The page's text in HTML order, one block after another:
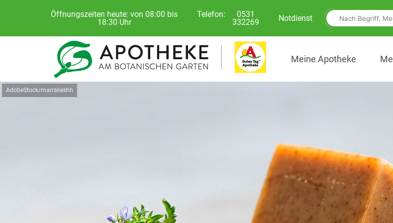
Öffnungszeiten heute: von 08:00 bis
18:30 Uhr
Telefon:
0531
332269
Notdienst
Meine Apotheke
AdobeStock/marrakeshh